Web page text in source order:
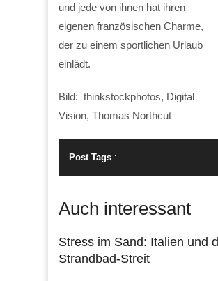
und jede von ihnen hat ihren
eigenen französischen Charme,
der zu einem sportlichen Urlaub
einlädt.
Bild: thinkstockphotos, Digital
Vision, Thomas Northcut
Post Tags :
Auch interessant
Stress im Sand: Italien und
Strandbad-Streit